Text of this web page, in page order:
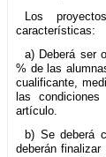
Los
características:
a) Deberá ser
% de las
cualificante,
las
artículo.
b) Se deberá
deberán